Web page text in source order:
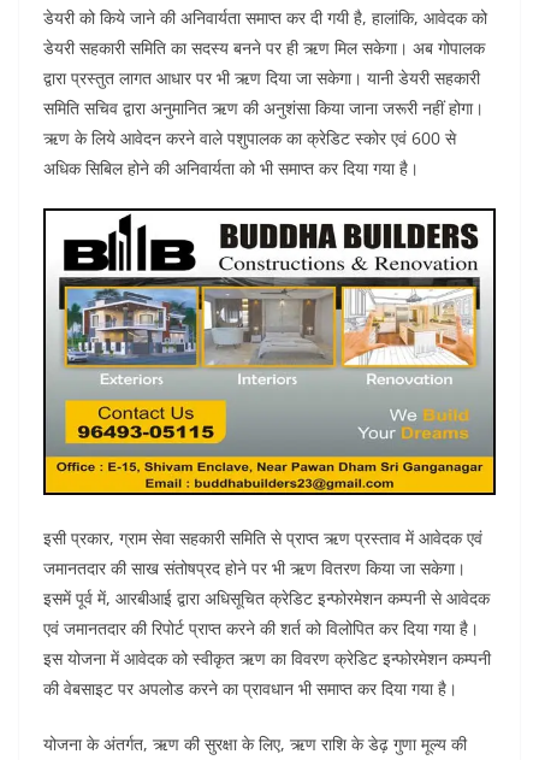
डेयरी को किये जाने की अनिवार्यता समाप्त कर दी गयी है, हालांकि, आवेदक को
डेयरी सहकारी समिति का सदस्य बनने पर ही ऋण मिल सकेगा। अब गोपालक
द्वारा प्रस्तुत लागत आधार पर भी ऋण दिया जा सकेगा। यानी डेयरी सहकारी
समिति सचिव द्वारा अनुमानित ऋण की अनुशंसा किया जाना जरूरी नहीं होगा।
ऋण के लिये आवेदन करने वाले पशुपालक का क्रेडिट स्कोर एवं 600 से
अधिक सिबिल होने की अनिवार्यता को भी समाप्त कर दिया गया है।
इसी प्रकार, ग्राम सेवा सहकारी समिति से प्राप्त ऋण प्रस्ताव में आवेदक एवं
जमानतदार की साख संतोषप्रद होने पर भी ऋण वितरण किया जा सकेगा।
इसमें पूर्व में, आरबीआई द्वारा अधिसूचित क्रेडिट इन्फोरमेशन कम्पनी से आवेदक
एवं जमानतदार की रिपोर्ट प्राप्त करने की शर्त को विलोपित कर दिया गया है।
इस योजना में आवेदक को स्वीकृत ऋण का विवरण क्रेडिट इन्फोरमेशन कम्पनी
की वेबसाइट पर अपलोड करने का प्रावधान भी समाप्त कर दिया गया है।
योजना के अंतर्गत, ऋण की सुरक्षा के लिए, ऋण राशि के डेढ़ गुणा मूल्य की